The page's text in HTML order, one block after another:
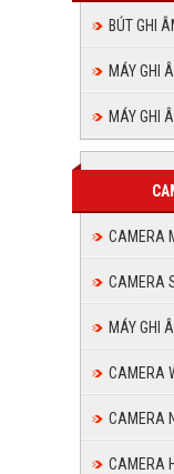
BÚT GHI
MÁY GHI
MÁY GHI
CAMERA
CAMERA
MÁY GHI
CAMERA
CAMERA
CAMERA